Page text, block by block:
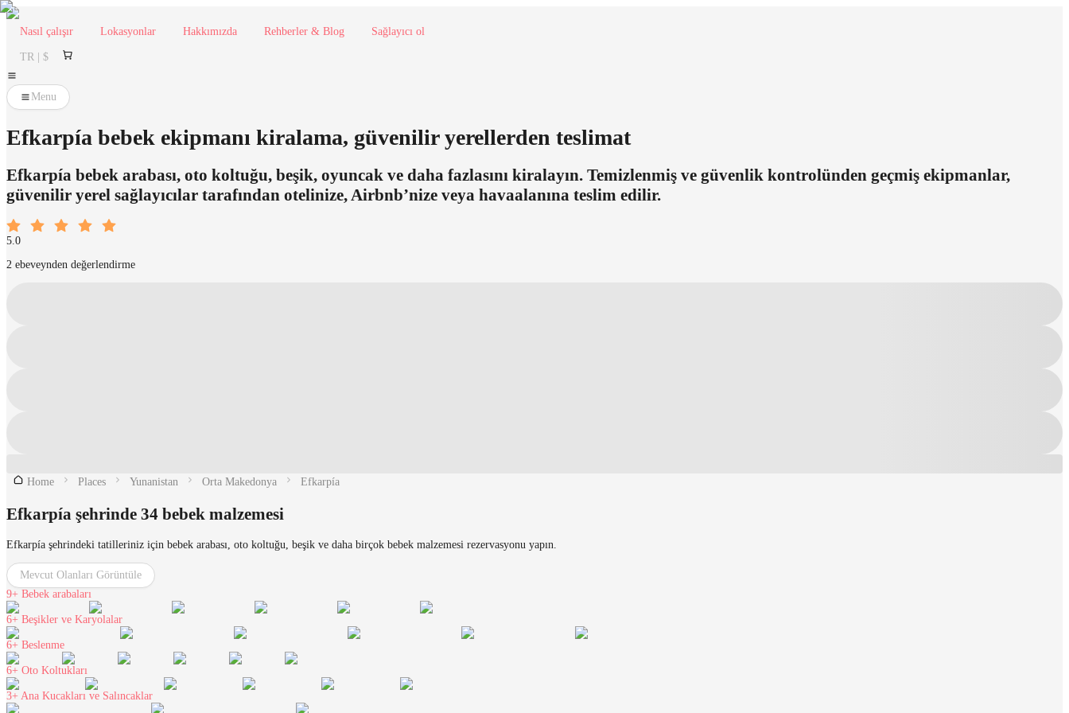
Nasıl çalışır Lokasyonlar Hakkımızda Rehberler & Blog Sağlayıcı ol
TR | $
Menu
Efkarpía bebek ekipmanı kiralama, güvenilir yerellerden teslimat
Efkarpía bebek arabası, oto koltuğu, beşik, oyuncak ve daha fazlasını kiralayın. Temizlenmiş ve güvenlik kontrolünden geçmiş ekipmanlar,
güvenilir yerel sağlayıcılar tarafından otelinize, Airbnb’nize veya havaalanına teslim edilir.
5.0
2 ebeveynden değerlendirme
Home Places Yunanistan Orta Makedonya Efkarpía
Efkarpía şehrinde 34 bebek malzemesi
Efkarpía şehrindeki tatilleriniz için bebek arabası, oto koltuğu, beşik ve daha birçok bebek malzemesi rezervasyonu yapın.
Mevcut Olanları Görüntüle
9+ Bebek arabaları
6+ Beşikler ve Karyolalar
6+ Beslenme
6+ Oto Koltukları
3+ Ana Kucakları ve Salıncaklar